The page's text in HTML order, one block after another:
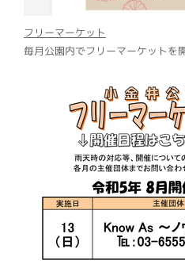
フリーマーケット
毎月公園内でフリーマーケットを